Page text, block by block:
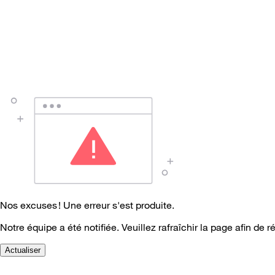
Nos excuses ! Une erreur s'est produite.
Notre équipe a été notifiée. Veuillez rafraîchir la page afin de
Actualiser